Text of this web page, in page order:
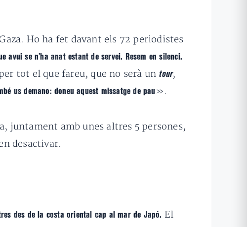
Ho ha fet davant els 72 periodistes
avui se n’ha anat estant de servei. Resem en silenci.
tot el que fareu, que no serà un tour,
us demano: doneu aquest missatge de pau ».
juntament amb unes altres 5 persones,
desactivar.
des de la costa oriental cap al mar de Japó. El